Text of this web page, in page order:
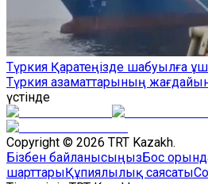
Түркия Қаратеңізде шабуылға
Түркия азаматтарының
үстінде
Copyright © 2026 TRT Kazakh.
Бізбен байланысыңызБос
шарттарыҚұпиялылық саясаты